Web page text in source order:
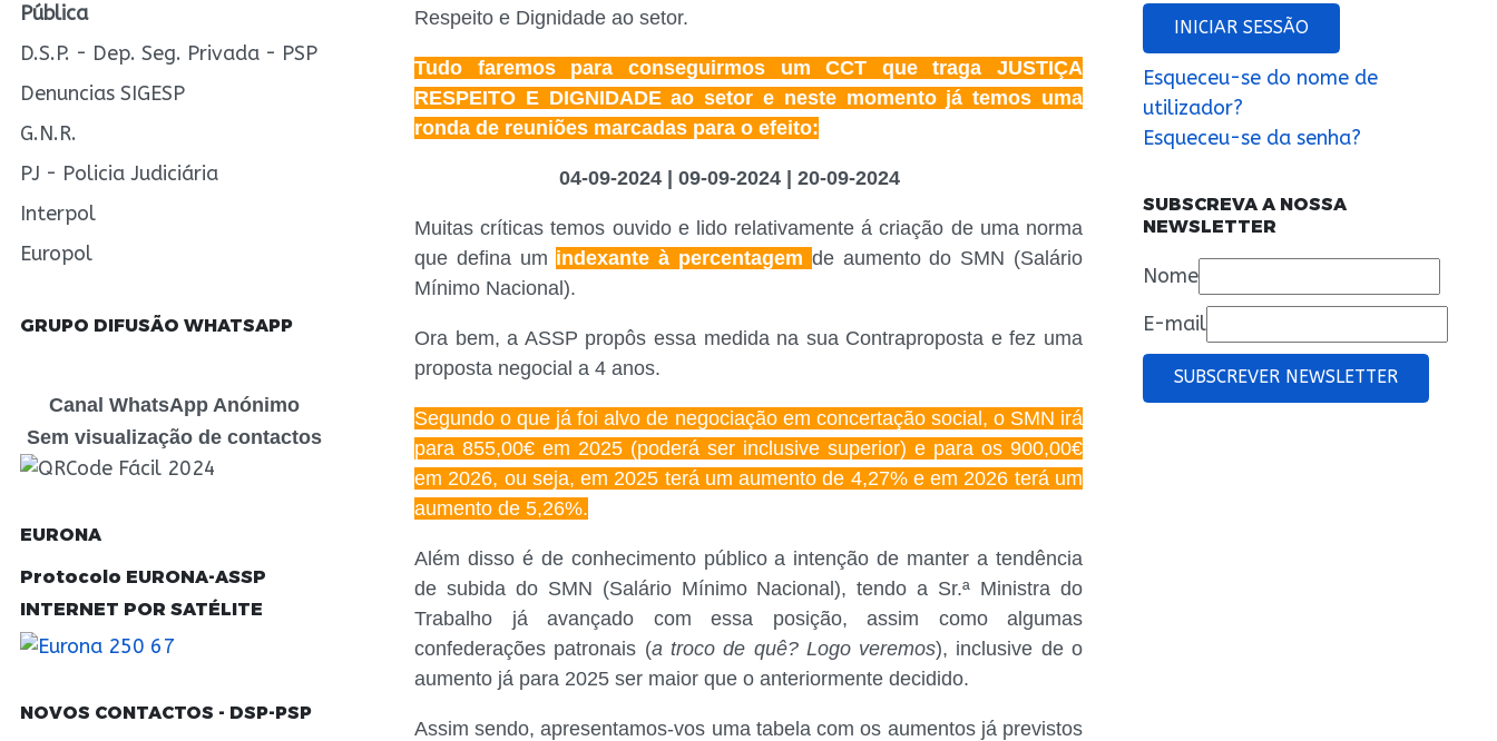
Respeito e Dignidade ao setor.
Tudo faremos para conseguirmos um CCT que traga JUSTIÇA
RESPEITO E DIGNIDADE ao setor e neste momento já temos uma
ronda de reuniões marcadas para o efeito:
04-09-2024 | 09-09-2024 | 20-09-2024
Muitas críticas temos ouvido e lido relativamente á criação de uma norma
que defina um indexante à percentagem de aumento do SMN (Salário
Mínimo Nacional).
Ora bem, a ASSP propôs essa medida na sua Contraproposta e fez uma
proposta negocial a 4 anos.
Segundo o que já foi alvo de negociação em concertação social, o SMN irá
para 855,00€ em 2025 (poderá ser inclusive superior) e para os 900,00€
em 2026, ou seja, em 2025 terá um aumento de 4,27% e em 2026 terá um
aumento de 5,26%.
Além disso é de conhecimento público a intenção de manter a tendência
de subida do SMN (Salário Mínimo Nacional), tendo a Sr.ª Ministra do
Trabalho já avançado com essa posição, assim como algumas
confederações patronais (a troco de quê? Logo veremos), inclusive de o
aumento já para 2025 ser maior que o anteriormente decidido.
Assim sendo, apresentamos-vos uma tabela com os aumentos já previstos
Pública
D.S.P. - Dep. Seg. Privada - PSP
Denuncias SIGESP
G.N.R.
PJ - Policia Judiciária
Interpol
Europol
GRUPO DIFUSÃO WHATSAPP
Canal WhatsApp Anónimo
Sem visualização de contactos
EURONA
Protocolo EURONA-ASSP
INTERNET POR SATÉLITE
NOVOS CONTACTOS - DSP-PSP
INICIAR SESSÃO
Esqueceu-se do nome de
utilizador?
Esqueceu-se da senha?
SUBSCREVA A NOSSA
NEWSLETTER
Nome
E-mail
SUBSCREVER NEWSLETTER